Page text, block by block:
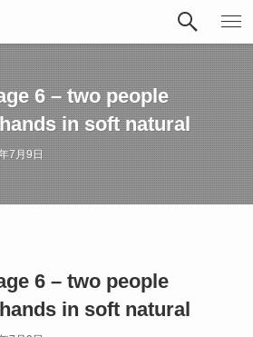
6 – two people
in soft natural
7月9日
6 – two people
in soft natural